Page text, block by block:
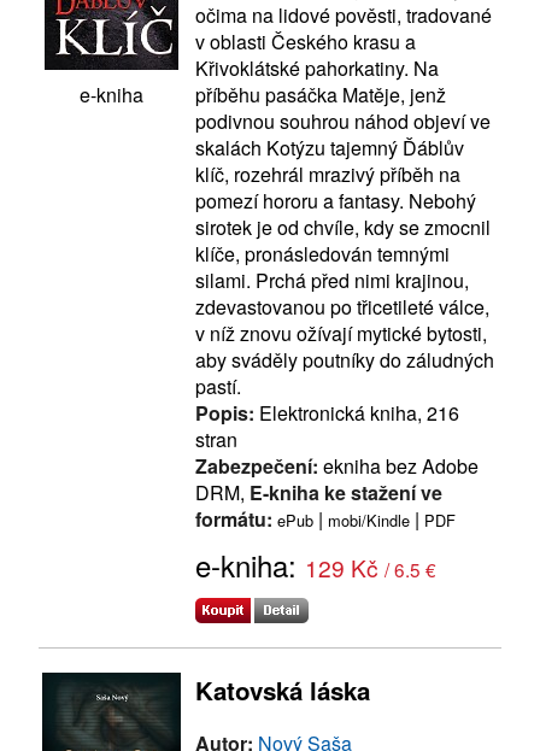
e-kniha
očima na lidové pověsti, tradované
v oblasti Českého krasu a
Křivoklátské pahorkatiny. Na
příběhu pasáčka Matěje, jenž
podivnou souhrou náhod objeví ve
skalách Kotýzu tajemný Ďáblův
klíč, rozehrál mrazivý příběh na
pomezí hororu a fantasy. Nebohý
sirotek je od chvíle, kdy se zmocnil
klíče, pronásledován temnými
silami. Prchá před nimi krajinou,
zdevastovanou po třicetileté válce,
v níž znovu ožívají mytické bytosti,
aby sváděly poutníky do záludných
pastí.
Popis: Elektronická kniha, 216
stran
Zabezpečení: ekniha bez Adobe
DRM, E-kniha ke stažení ve
formátu: ePub | mobi/Kindle | PDF
e-kniha: 129 Kč / 6.5 €
Katovská láska
Autor: Nový Saša